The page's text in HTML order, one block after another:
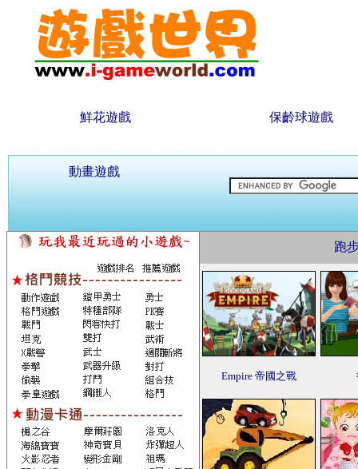
鮮花遊戲 保齡球遊戲
動畫遊戲
跑
Empire 帝國之戰